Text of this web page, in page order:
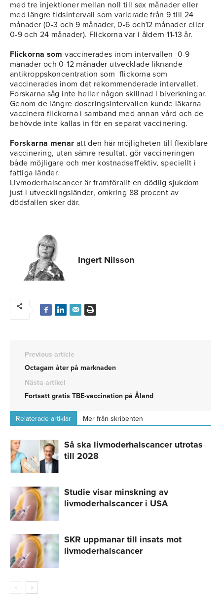
med tre injektioner mellan noll till sex månader eller
med längre tidsintervall som varierade från 9 till 24
månader (0-3 och 9 månader, 0-6 och12 månader eller
0-9 och 24 månader). Flickorna var i åldern 11-13 år.
Flickorna som vaccinerades inom intervallen 0-9
månader och 0-12 månader utvecklade liknande
antikroppskoncentration som flickorna som
vaccinerades inom det rekommenderade intervallet.
Forskarna såg inte heller någon skillnad i biverkningar.
Genom de längre doseringsintervallen kunde läkarna
vaccinera flickorna i samband med annan vård och de
behövde inte kallas in för en separat vaccinering.
Forskarna menar att den här möjligheten till flexiblare
vaccinering, utan sämre resultat, gör vaccineringen
både möjligare och mer kostnadseffektiv, speciellt i
fattiga länder.
Livmoderhalscancer är framförallt en dödlig sjukdom
just i utvecklingsländer, omkring 88 procent av
dödsfallen sker där.
Ingert Nilsson
Previous article
Octagam åter på marknaden
Nästa artikel
Fortsatt gratis TBE-vaccination på Åland
Relaterade artiklar Mer från skribenten
Så ska livmoderhalscancer utrotas
till 2028
Studie visar minskning av
livmoderhalscancer i USA
SKR uppmanar till insats mot
livmoderhalscancer